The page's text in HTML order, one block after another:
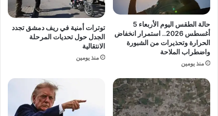
ي
ل
ب
ي
ك
»
ا
ل
ف
ط
ص
و
ت
حالة الطقس اليوم الأربعاء 5
أغسطس 2026.. استمرار انخفاض
الحرارة وتحذيرات من الشبورة
واضطراب الملاحة
منذ يومين
توترات أمنية في ريف دمشق تجدد
الجدل حول تحديات المرحلة
الانتقالية
منذ يومين